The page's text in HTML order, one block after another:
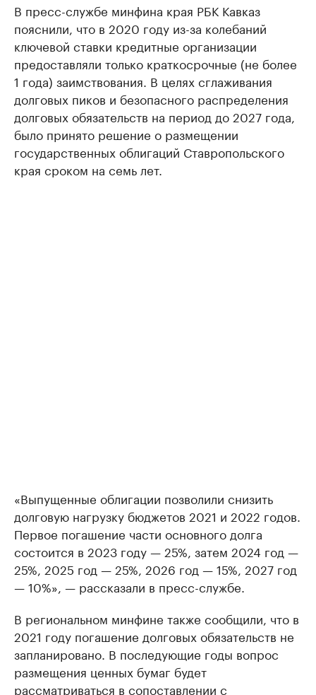
В пресс-службе минфина края РБК Кавказ
пояснили, что в 2020 году из-за колебаний
ключевой ставки кредитные организации
предоставляли только краткосрочные (не более
1 года) заимствования. В целях сглаживания
долговых пиков и безопасного распределения
долговых обязательств на период до 2027 года,
было принято решение о размещении
государственных облигаций Ставропольского
края сроком на семь лет.
«Выпущенные облигации позволили снизить
долговую нагрузку бюджетов 2021 и 2022 годов.
Первое погашение части основного долга
состоится в 2023 году — 25%, затем 2024 год —
25%, 2025 год — 25%, 2026 год — 15%, 2027 год
— 10%», — рассказали в пресс-службе.
В региональном минфине также сообщили, что в
2021 году погашение долговых обязательств не
запланировано. В последующие годы вопрос
размещения ценных бумаг будет
рассматриваться в сопоставлении с